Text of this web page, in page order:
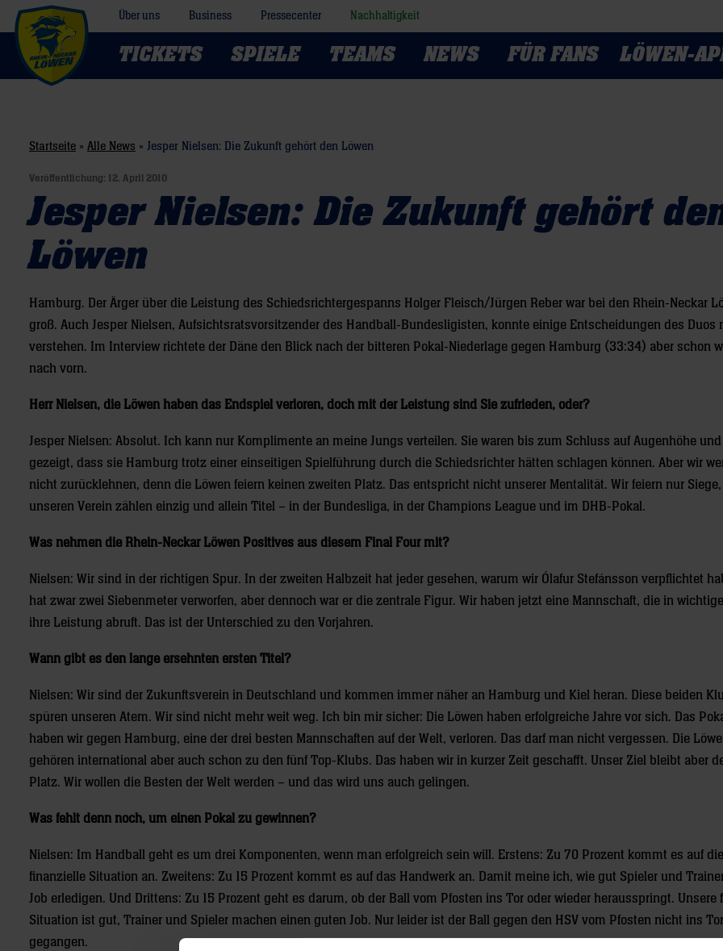
Über uns Business Pressecenter Nachhaltigkeit
TICKETS SPIELE TEAMS NEWS FÜR FANS LÖWEN-
Startseite » Alle News » Jesper Nielsen: Die Zukunft gehört den Löwen
Veröffentlichung: 12. April 2010
Jesper Nielsen: Die Zukunft gehört
Löwen
Hamburg. Der Ärger über die Leistung des Schiedsrichtergespanns Holger Fleisch/Jürgen Reber war bei den Rhein-Neckar
groß. Auch Jesper Nielsen, Aufsichtsratsvorsitzender des Handball-Bundesligisten, konnte einige Entscheidungen des Duos
verstehen. Im Interview richtete der Däne den Blick nach der bitteren Pokal-Niederlage gegen Hamburg (33:34) aber schon
nach vorn.
Herr Nielsen, die Löwen haben das Endspiel verloren, doch mit der Leistung sind Sie zufrieden, oder?
Jesper Nielsen: Absolut. Ich kann nur Komplimente an meine Jungs verteilen. Sie waren bis zum Schluss auf Augenhöhe
gezeigt, dass sie Hamburg trotz einer einseitigen Spielführung durch die Schiedsrichter hätten schlagen können. Aber wir
nicht zurücklehnen, denn die Löwen feiern keinen zweiten Platz. Das entspricht nicht unserer Mentalität. Wir feiern nur
unseren Verein zählen einzig und allein Titel – in der Bundesliga, in der Champions League und im DHB-Pokal.
Was nehmen die Rhein-Neckar Löwen Positives aus diesem Final Four mit?
Nielsen: Wir sind in der richtigen Spur. In der zweiten Halbzeit hat jeder gesehen, warum wir Ólafur Stefánsson verpflichtet
hat zwar zwei Siebenmeter verworfen, aber dennoch war er die zentrale Figur. Wir haben jetzt eine Mannschaft, die in
ihre Leistung abruft. Das ist der Unterschied zu den Vorjahren.
Wann gibt es den lange ersehnten ersten Titel?
Nielsen: Wir sind der Zukunftsverein in Deutschland und kommen immer näher an Hamburg und Kiel heran. Diese beiden
spüren unseren Atem. Wir sind nicht mehr weit weg. Ich bin mir sicher: Die Löwen haben erfolgreiche Jahre vor sich. Das
haben wir gegen Hamburg, eine der drei besten Mannschaften auf der Welt, verloren. Das darf man nicht vergessen. Die
gehören international aber auch schon zu den fünf Top-Klubs. Das haben wir in kurzer Zeit geschafft. Unser Ziel bleibt aber
Platz. Wir wollen die Besten der Welt werden – und das wird uns auch gelingen.
Was fehlt denn noch, um einen Pokal zu gewinnen?
Nielsen: Im Handball geht es um drei Komponenten, wenn man erfolgreich sein will. Erstens: Zu 70 Prozent kommt es auf die
finanzielle Situation an. Zweitens: Zu 15 Prozent kommt es auf das Handwerk an. Damit meine ich, wie gut Spieler und
Job erledigen. Und Drittens: Zu 15 Prozent geht es darum, ob der Ball vom Pfosten ins Tor oder wieder herausspringt. Unsere
Situation ist gut, Trainer und Spieler machen einen guten Job. Nur leider ist der Ball gegen den HSV vom Pfosten nicht ins Tor
gegangen.